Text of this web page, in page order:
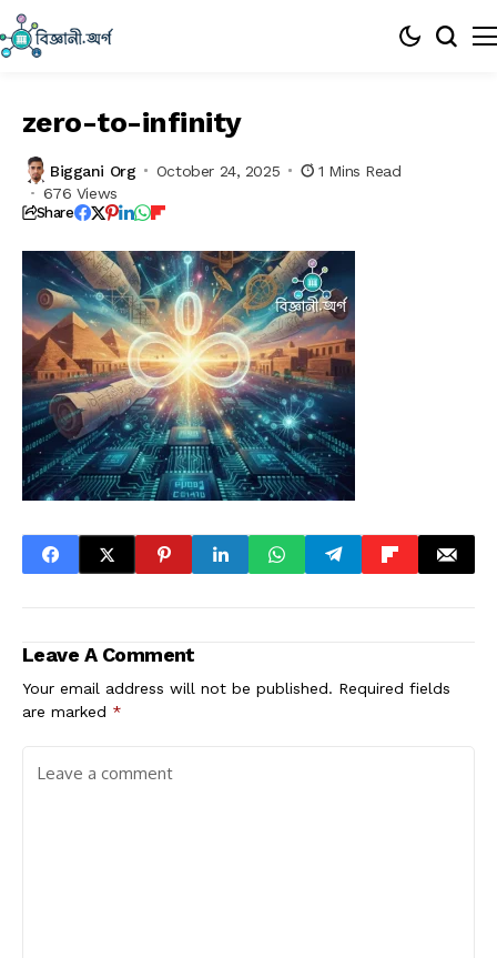
zero-to-infinity
Biggani Org October 24, 2025
1 Mins Read
676 Views
Share
Leave A Comment
Your email address will not be published. Required fields
are marked *